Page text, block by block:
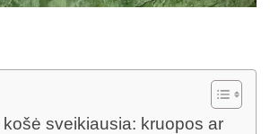
sveikiausia: kruopos ar